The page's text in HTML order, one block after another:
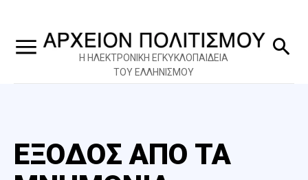
Η ΗΛΕΚΤΡΟΝΙΚΗ ΕΓΚΥΚΛΟΠΑΙΔΕΙΑ
ΤΟΥ ΕΛΛΗΝΙΣΜΟΥ
ΕΞΟΔΟΣ ΑΠΟ ΤΑ